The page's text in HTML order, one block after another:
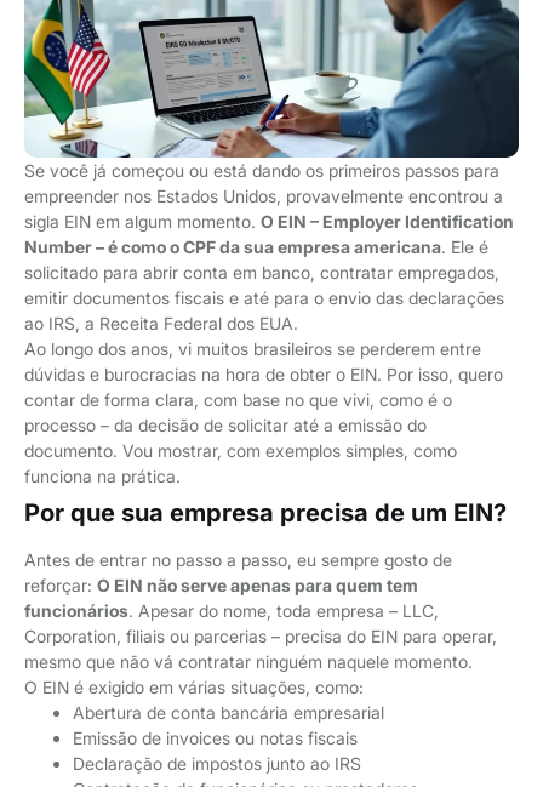
Se você já começou ou está dando os primeiros passos para
empreender nos Estados Unidos, provavelmente encontrou a
sigla EIN em algum momento. O EIN – Employer Identification
Number – é como o CPF da sua empresa americana. Ele é
solicitado para abrir conta em banco, contratar empregados,
emitir documentos fiscais e até para o envio das declarações
ao IRS, a Receita Federal dos EUA.
Ao longo dos anos, vi muitos brasileiros se perderem entre
dúvidas e burocracias na hora de obter o EIN. Por isso, quero
contar de forma clara, com base no que vivi, como é o
processo – da decisão de solicitar até a emissão do
documento. Vou mostrar, com exemplos simples, como
funciona na prática.
Por que sua empresa precisa de um EIN?
Antes de entrar no passo a passo, eu sempre gosto de
reforçar: O EIN não serve apenas para quem tem
funcionários. Apesar do nome, toda empresa – LLC,
Corporation, filiais ou parcerias – precisa do EIN para operar,
mesmo que não vá contratar ninguém naquele momento.
O EIN é exigido em várias situações, como:
Abertura de conta bancária empresarial
Emissão de invoices ou notas fiscais
Declaração de impostos junto ao IRS